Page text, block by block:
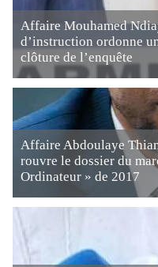
Affaire Mouhamed
d’instruction ordonne
clôture de l’enquête
Affaire Abdoulaye
rouvre le dossier du
Ordinateur » de 2017